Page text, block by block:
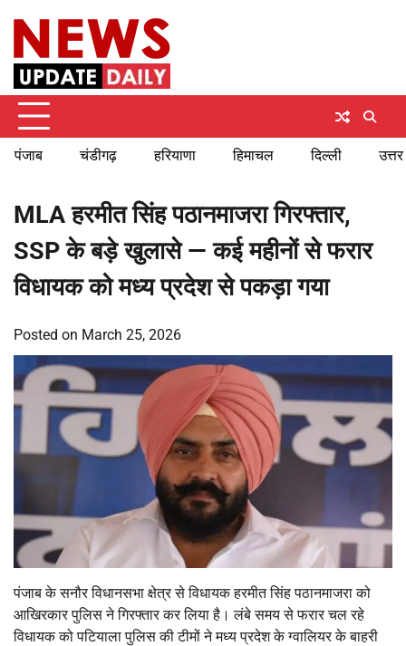
content
पंजाब चंडीगढ़ हरियाणा हिमाचल दिल्ली
MLA हरमीत सिंह पठानमाजरा गिरफ्तार,
SSP के बड़े खुलासे — कई महीनों से फरार
विधायक को मध्य प्रदेश से पकड़ा गया
Posted on March 25, 2026
पंजाब के सनौर विधानसभा क्षेत्र से विधायकहरमीत सिंह पठानमाजराको
आखिरकार पुलिस ने गिरफ्तार कर लिया है। लंबे समय से फरार चल रहे
विधायक को पटियाला पुलिस की टीमों ने मध्य प्रदेश केग्वालियरके बाहरी